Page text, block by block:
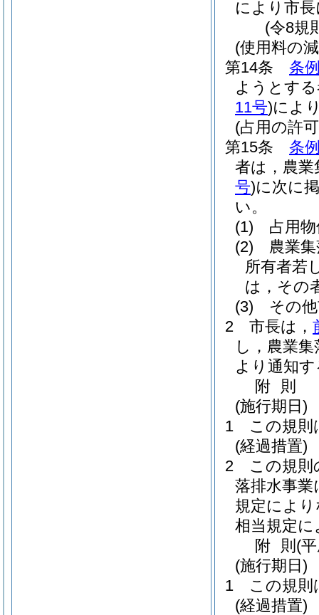
により市
(令8規
(使用料の
第14条
条
ようとす
11号)によ
(占用の許
第15条
条
者は，農業
号)に次に
い。
(1)
占用
(2)
農業
所有者若
は，その
(3)
その
2
市長は，
し，農業
より通知
附 則
(施行期日)
1
この規則
(経過措置)
2
この規則
落排水事業
規定によ
相当規定
附 則 (
(施行期日)
1
この規則
(経過措置)